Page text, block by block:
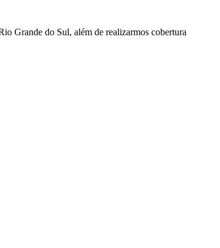
Grande do Sul, além de realizarmos cobertura